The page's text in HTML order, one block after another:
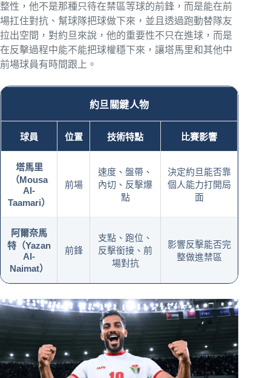
整性，他不是那種只待在禁區等球的前鋒，而是能在前
場扛住對抗、幫球隊把球做下來，並且透過跑動替隊友
拉出空間，對約旦來說，他的重要性不只在進球，而是
在反擊過程中能不能把球權穩下來，讓塔馬里和其他中
前場球員有時間跟上。
約旦關鍵人物
球員 位置 技術特點 比賽影響
塔馬里
（Mousa
Al-
Taamari）
前場
速度、盤帶、
內切、反擊爆
點
決定約旦能否靠
個人能力打開局
面
阿爾奈馬
特（Yazan
Al-
Naimat）
前鋒
支點、跑位、
反擊銜接、前
場對抗
影響反擊能否完
整做進禁區